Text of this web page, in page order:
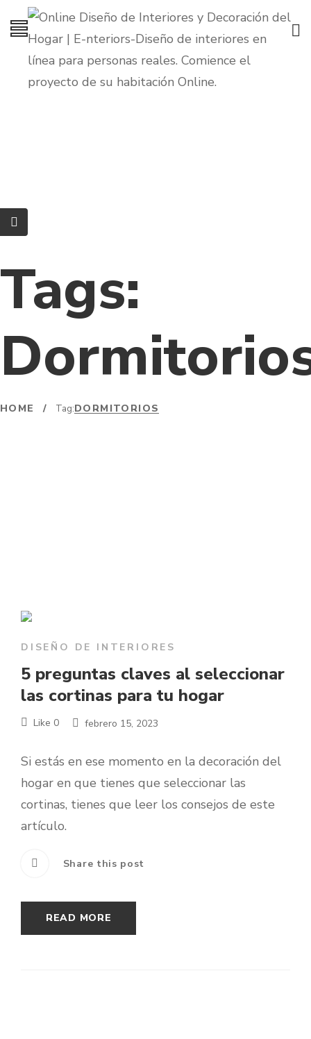
Tags:
HOME / Tag:DORMITORIOS
DISEÑO DE INTERIORES
5 preguntas claves al seleccionar
las cortinas para tu hogar
Like 0 febrero 15, 2023
Si estás en ese momento en la decoración del
hogar en que tienes que seleccionar las
cortinas, tienes que leer los consejos de este
artículo.
READ MORE
Share this post